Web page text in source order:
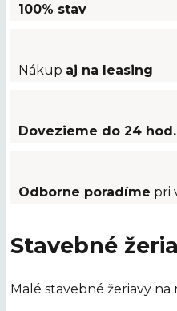
100% stav
Nákup aj na leasing
Dovezieme do 24 hod.
Odborne poradíme pri
Stavebné
Malé stavebné žeriavy na